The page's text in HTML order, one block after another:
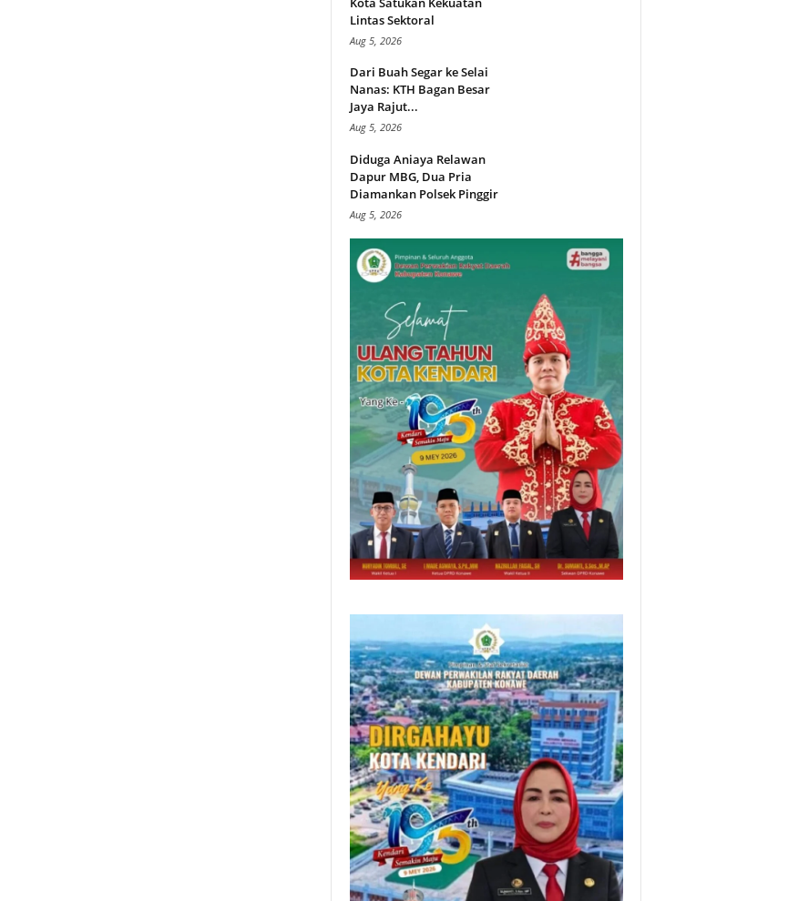
Lintas Sektoral
Aug 5, 2026
Dari Buah Segar ke Selai
Nanas: KTH Bagan Besar
Jaya Rajut...
Aug 5, 2026
Diduga Aniaya Relawan
Dapur MBG, Dua Pria
Diamankan Polsek Pinggir
Aug 5, 2026